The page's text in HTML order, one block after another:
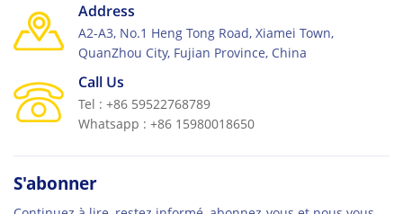
Address
A2-A3, No.1 Heng Tong Road, Xiamei Town,
QuanZhou City, Fujian Province, China
Call Us
Tel : +86 59522768789
Whatsapp : +86 15980018650
S'abonner